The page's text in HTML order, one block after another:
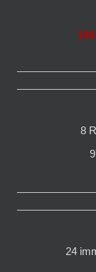
8
24